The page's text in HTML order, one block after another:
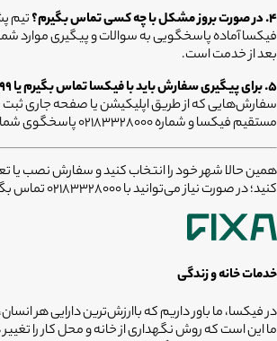
۴. در صورت بروز مشکل با چه کسی تماس بگیرم؟
فیکسا آماده پاسخگویی به سوالات و پیگیری موارد
بعد از خدمت است.
۵. برای پیگیری سفارش باید با فیکسا تماس بگیرم یا ۱۶۹۹؟
سفارش‌هایی که از طریق اپلیکیشن یا صفحه جاری ثبت
مستقیم فیکسا و شماره ۰۲۱۸۳۳۲۸۰۰۰ پاسخگوی شماست.
همین حالا شهر خود را انتخاب کنید و سفارش نصب یا
کنید؛ در صورت نیاز می‌توانید با 02183328000 تماس بگیرید.
خدمات خانه و زندگی
در فیکسا، ما باور داریم که باارزش‌ترین دارایی هر
ما این است که روش نگهداری از خانه و محل کار را